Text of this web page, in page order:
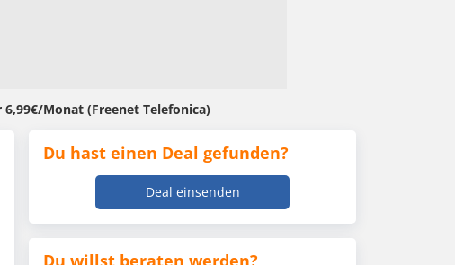
6,99€/Monat (Freenet Telefonica)
Du hast einen Deal gefunden?
Deal einsenden
Du willst beraten werden?